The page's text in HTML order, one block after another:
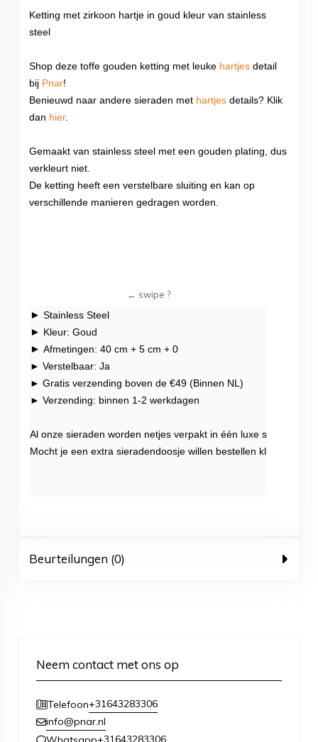
Ketting met zirkoon hartje in goud kleur van stainless
steel
Shop deze toffe gouden ketting met leuke hartjes detail
bij Pnar!
Benieuwd naar andere sieraden met hartjes details? Klik
dan hier.
Gemaakt van stainless steel met een gouden plating, dus
verkleurt niet.
De ketting heeft een verstelbare sluiting en kan op
verschillende manieren gedragen worden.
► Stainless Steel
► Kleur: Goud
► Afmetingen: 40 cm + 5 cm + 0
► Verstelbaar: Ja
► Gratis verzending boven de €49 (Binnen NL)
► Verzending: binnen 1-2 werkdagen
Al onze sieraden worden netjes verpakt in één luxe
Mocht je een extra sieradendoosje willen bestellen klik dan
Beurteilungen (0)
Neem contact met ons op
Telefoon+31643283306
info@pnar.nl
+31643283306